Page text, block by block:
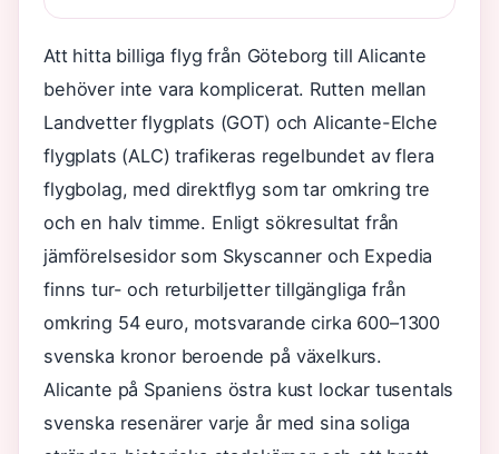
Att hitta billiga flyg från Göteborg till Alicante
behöver inte vara komplicerat. Rutten mellan
Landvetter flygplats (GOT) och Alicante-Elche
flygplats (ALC) trafikeras regelbundet av flera
flygbolag, med direktflyg som tar omkring tre
och en halv timme. Enligt sökresultat från
jämförelsesidor som Skyscanner och Expedia
finns tur- och returbiljetter tillgängliga från
omkring 54 euro, motsvarande cirka 600–1300
svenska kronor beroende på växelkurs.
Alicante på Spaniens östra kust lockar tusentals
svenska resenärer varje år med sina soliga